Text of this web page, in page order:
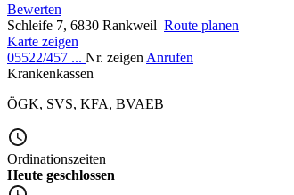
Bewerten
Schleife 7, 6830 Rankweil Route planen
Karte zeigen
05522/457 ... Nr. zeigen Anrufen
Krankenkassen
ÖGK, SVS, KFA, BVAEB
Ordinationszeiten
Heute geschlossen